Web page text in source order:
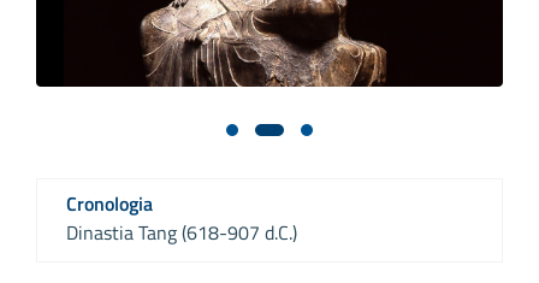
Cronologia
Dinastia Tang (618-907 d.C.)